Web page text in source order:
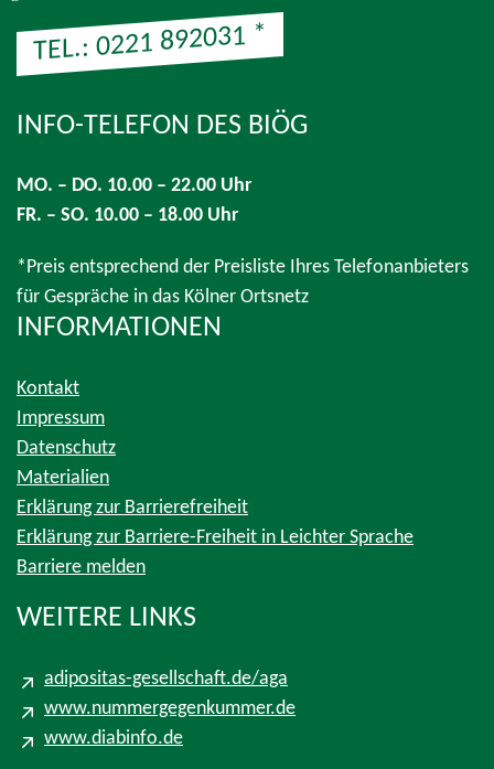
INFORMATIONEN
Kontakt
Impressum
Datenschutz
Materialien
Erklärung zur Barrierefreiheit
Erklärung zur Barriere-Freiheit in Leichter Sprache
Barriere melden
TEL.: 0221 892031 *
Hinweis: Preis entsprechend der Preisliste Ihres
INFO-TELEFON DES BIÖG
MO. – DO. 10.00 – 22.00 Uhr
FR. – SO. 10.00 – 18.00 Uhr
*Preis entsprechend der Preisliste Ihres Telefonanbieters
für Gespräche in das Kölner Ortsnetz
WEITERE LINKS
adipositas-gesellschaft.de/aga
www.nummergegenkummer.de
www.diabinfo.de